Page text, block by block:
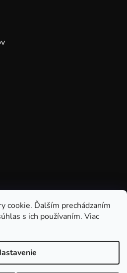
cookie. Ďalším prechádzaním
s ich používaním. Viac